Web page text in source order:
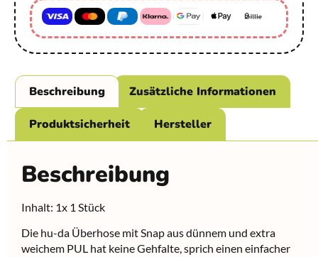
Beschreibung Zusätzliche Informationen
Produktsicherheit Hersteller
Beschreibung
Inhalt: 1x 1 Stück
Die hu-da Überhose mit Snap aus dünnem und extra
weichem PUL hat keine Gehfalte, sprich einen einfacher